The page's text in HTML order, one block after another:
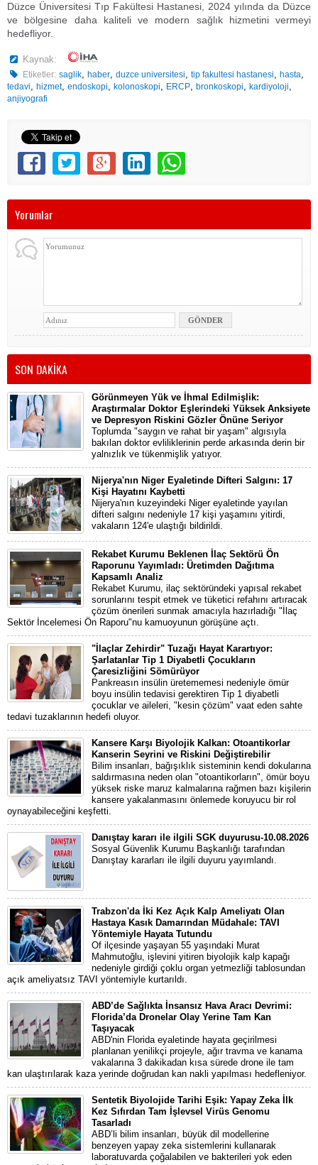
Düzce Üniversitesi Tıp Fakültesi Hastanesi, 2024 yılında da Düzce
ve bölgesine daha kaliteli ve modern sağlık hizmetini vermeyi
hedefliyor.
Kaynak:
Etiketler: saglik,haber,duzce universitesi,tip fakultesi hastanesi,hasta,
tedavi, hizmet, endoskopi, kolonoskopi, ERCP, bronkoskopi, kardiyoloji,
anjiyografi
Yorumlar
SON DAKİKA
Görünmeyen Yük ve İhmal Edilmişlik:
Araştırmalar Doktor Eşlerindeki Yüksek Anksiyete
ve Depresyon Riskini Gözler Önüne Seriyor
Toplumda "saygın ve rahat bir yaşam" algısıyla
bakılan doktor evliliklerinin perde arkasında derin bir
yalnızlık ve tükenmişlik yatıyor.
Nijerya'nın Niger Eyaletinde Difteri Salgını: 17
Kişi Hayatını Kaybetti
Nijerya'nın kuzeyindeki Niger eyaletinde yayılan
difteri salgını nedeniyle 17 kişi yaşamını yitirdi,
vakaların 124'e ulaştığı bildirildi.
Rekabet Kurumu Beklenen İlaç Sektörü Ön
Raporunu Yayımladı: Üretimden Dağıtıma
Kapsamlı Analiz
Rekabet Kurumu, ilaç sektöründeki yapısal rekabet
sorunlarını tespit etmek ve tüketici refahını artıracak
çözüm önerileri sunmak amacıyla hazırladığı "İlaç
Sektör İncelemesi Ön Raporu"nu kamuoyunun görüşüne açtı.
"İlaçlar Zehirdir" Tuzağı Hayat Karartıyor:
Şarlatanlar Tip 1 Diyabetli Çocukların
Çaresizliğini Sömürüyor
Pankreasın insülin üretememesi nedeniyle ömür
boyu insülin tedavisi gerektiren Tip 1 diyabetli
çocuklar ve aileleri, "kesin çözüm" vaat eden sahte
tedavi tuzaklarının hedefi oluyor.
Kansere Karşı Biyolojik Kalkan: Otoantikorlar
Kanserin Seyrini ve Riskini Değiştirebilir
Bilim insanları, bağışıklık sisteminin kendi dokularına
saldırmasına neden olan "otoantikorların", ömür boyu
yüksek riske maruz kalmalarına rağmen bazı kişilerin
kansere yakalanmasını önlemede koruyucu bir rol
oynayabileceğini keşfetti.
Danıştay kararı ile ilgili SGK duyurusu-10.08.2026
Sosyal Güvenlik Kurumu Başkanlığı tarafından
Danıştay kararları ile ilgili duyuru yayımlandı.
Trabzon'da İki Kez Açık Kalp Ameliyatı Olan
Hastaya Kasık Damarından Müdahale: TAVI
Yöntemiyle Hayata Tutundu
Of ilçesinde yaşayan 55 yaşındaki Murat
Mahmutoğlu, işlevini yitiren biyolojik kalp kapağı
nedeniyle girdiği çoklu organ yetmezliği tablosundan
açık ameliyatsız TAVI yöntemiyle kurtarıldı.
ABD’de Sağlıkta İnsansız Hava Aracı Devrimi:
Florida’da Dronelar Olay Yerine Tam Kan
Taşıyacak
ABD'nin Florida eyaletinde hayata geçirilmesi
planlanan yenilikçi projeyle, ağır travma ve kanama
vakalarına 3 dakikadan kısa sürede drone ile tam
kan ulaştırılarak kaza yerinde doğrudan kan nakli yapılması hedefleniyor.
Sentetik Biyolojide Tarihi Eşik: Yapay Zeka İlk
Kez Sıfırdan Tam İşlevsel Virüs Genomu
Tasarladı
ABD’li bilim insanları, büyük dil modellerine
benzeyen yapay zeka sistemlerini kullanarak
laboratuvarda çoğalabilen ve bakterileri yok eden